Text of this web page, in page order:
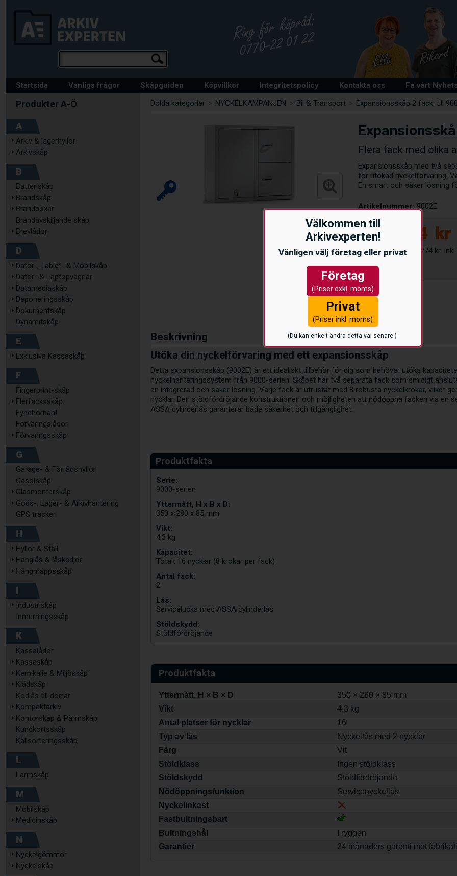
Välkommen till
Arkivexperten!
Vänligen välj företag eller privat
Företag
(Priser exkl. moms)
Privat
(Priser inkl. moms)
(Du kan enkelt ändra detta val senare.)
Startsida Vanliga frågor Skåpguiden Köpvillkor Integritetspolicy Kontakta oss Få vårt
A
Arkiv & lagerhyllor
Arkivskåp
B
Batteriskåp
Brandskåp
Brandboxar
Brandavskiljande skåp
Brevlådor
D
Dator-, Tablet- & Mobilskåp
Dator- & Laptopvagnar
Datamediaskåp
Deponeringsskåp
Dokumentskåp
Dynamitskåp
E
Exklusiva Kassaskåp
F
Fingerprint-skåp
Flerfacksskåp
Fyndhörnan!
Förvaringslådor
Förvaringsskåp
G
Garage- & Förrådshyllor
Gasolskåp
Glasmonterskåp
Gods-, Lager- & Arkivhantering
GPS tracker
H
Hyllor & Ställ
Hänglås & låskedjor
Hängmappsskåp
I
Industriskåp
Inmurningsskåp
K
Kassalådor
Kassaskåp
Kemikalie & Miljöskåp
Klädskåp
Kodlås till dörrar
Kompaktarkiv
Kontorskåp & Pärmskåp
Kundkortsskåp
Källsorteringsskåp
L
Larmskåp
M
Mobilskåp
Medicinskåp
N
Nyckelgömmor
Nyckelskåp
Dolda kategorier NYCKELKAMPANJEN Bil & Transport Expansionsskåp 2 fack, till
Flera fack med olika
Expansionsskåp med två
för utökad nyckelförvaring.
En smart och säker lösning
Artikelnummer: 9002E
6.624 kr
8.774 kr
Beskrivning
Utöka din nyckelförvaring med ett expansionsskåp
Detta expansionsskåp (9002E) är ett idealiskt tillbehör för dig som behöver utöka
nyckelhanteringssystem från 9000-serien. Skåpet har två separata fack som smidigt
en integrerad och säker lösning. Varje fack är utrustat med 8 robusta nyckelkrokar, vilket
nycklar. Den stöldfördröjande konstruktionen och möjligheten att nödöppna facken via en
ASSA cylinderlås garanterar både säkerhet och tillgänglighet.
Serie:
9000-serien
Yttermått, H x B x D:
350 x 280 x 85 mm
Vikt:
4,3 kg
Kapacitet:
Totalt 16 nycklar (8 krokar per fack)
Antal fack:
2
Lås:
Servicelucka med ASSA cylinderlås
Stöldskydd:
Stöldfördröjande
Produktfakta
Yttermått, H × B × D
350 × 280 × 85 mm
Vikt
4,3 kg
Antal platser för nycklar
16
Typ av lås
Nyckellås med 2 nycklar
Färg
Vit
Stöldklass
Ingen stöldklass
Stöldskydd
Stöldfördröjande
Nödöppningsfunktion
Servicenyckellås
Nyckelinkast
Fastbultningsbart
Bultningshål
I ryggen
Garantier
24 månaders garanti mot